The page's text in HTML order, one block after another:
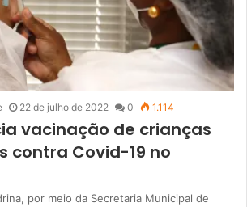
22 de julho de 2022 0 1.114
vacinação de crianças
contra Covid-19 no
por meio da Secretaria Municipal de